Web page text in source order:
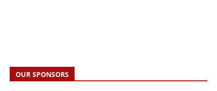
OUR SPONSORS